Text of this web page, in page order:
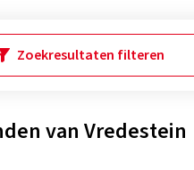
Zoekresultaten filteren
van Vredestein